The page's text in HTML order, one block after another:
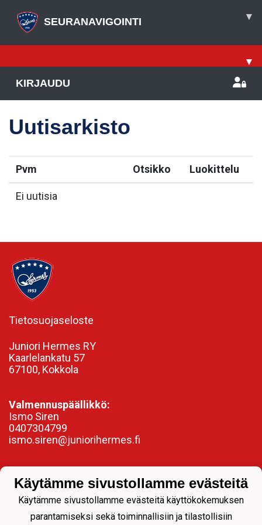
SEURANAVIGOINTI ▾
▾
KIRJAUDU
Uutisarkisto
Pvm Otsikko Luokittelu
Ei uutisia
Tietosuojaseloste
Juniori Hermes RY
Kaarlelankatu 57
67100, Kokkola
Valmennuspäällikkö:
Ismo Siren
0407304799
ismo.siren@juniorihermes.fi
Käytämme sivustollamme evästeitä
Käytämme sivustollamme evästeitä käyttökokemuksen
parantamiseksi sekä toiminnallisiin ja tilastollisiin